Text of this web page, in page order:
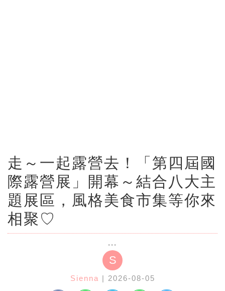
走～一起露營去！「第四屆國
際露營展」開幕～結合八大主
題展區，風格美食市集等你來
相聚♡
S
Sienna | 2026-08-05